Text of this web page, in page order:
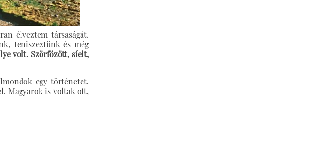
élveztem társaságát.
teniszeztünk és még
volt. Szörfözött, síelt,
egy történetet.
Magyarok is voltak ott,